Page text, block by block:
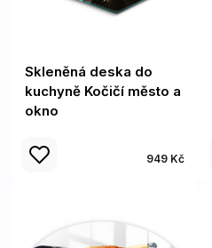
Skleněná deska do
kuchyně Kočičí město a
okno
949 Kč